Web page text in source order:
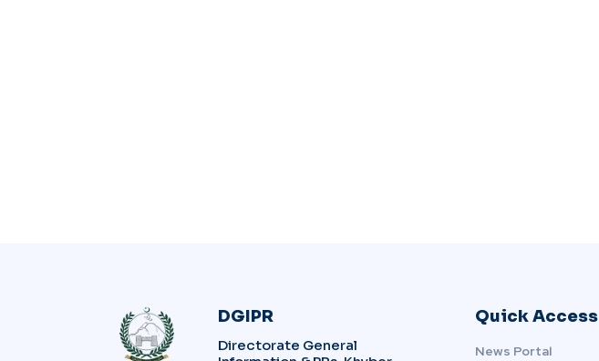
DGIPR
Directorate General
Quick Access
News Portal